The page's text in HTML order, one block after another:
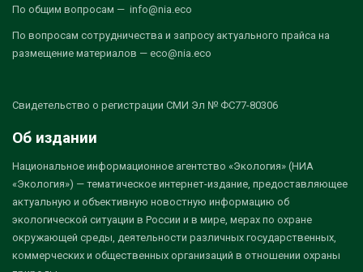
По общим вопросам — info@nia.eco
По вопросам сотрудничества и запросу актуального прайса на
размещение материалов — eco@nia.eco
Свидетельство о регистрации СМИ Эл № ФС77-80306
Об издании
Национальное информационное агентство «Экология» (НИА
«Экология») — тематическое интернет-издание, предоставляющее
актуальную и объективную новостную информацию об
экологической ситуации в России и в мире, мерах по охране
окружающей среды, деятельности различных государственных,
коммерческих и общественных организаций в отношении охраны